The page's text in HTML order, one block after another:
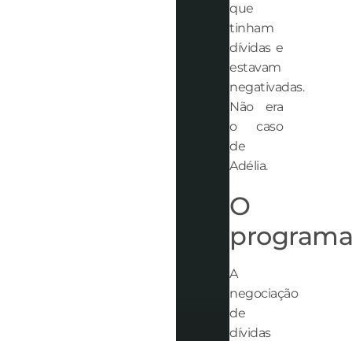
que
tinham
dívidas e
estavam
negativadas.
Não era
o caso
de
Adélia.
O
programa
A
negociação
de
dívidas